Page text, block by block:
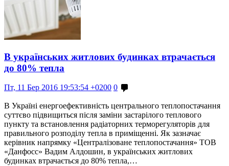
В українських житлових будинках втрачається
до 80% тепла
Пт, 11 Бер 2016 19:53:54 +0200 0
В Україні енергоефективність центрального теплопостачання
суттєво підвищиться після заміни застарілого теплового
пункту та встановлення радіаторних терморегуляторів для
правильного розподілу тепла в приміщенні. Як зазначає
керівник напрямку «Централізоване теплопостачання» ТОВ
«Данфосс» Вадим Алдошин, в українських житлових
будинках втрачається до 80% тепла,…